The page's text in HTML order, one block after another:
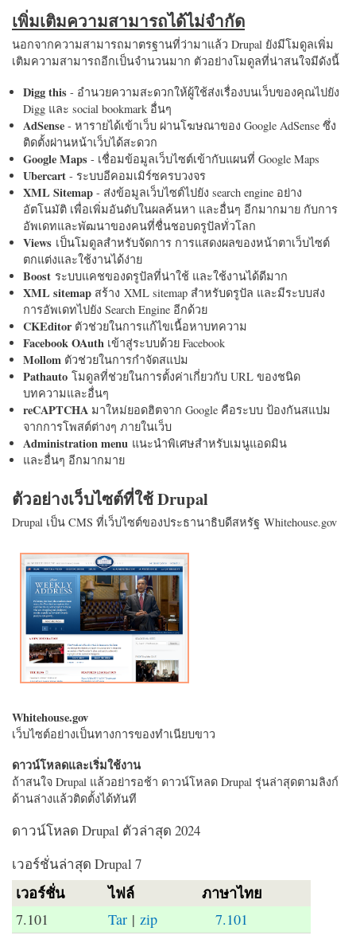
เพิ่มเติมความสามารถได้ไม่จำกัด
นอกจากความสามารถมาตรฐานที่ว่ามาแล้ว Drupal ยังมีโมดูลเพิ่ม
เติมความสามารถอีกเป็นจำนวนมาก ตัวอย่างโมดูลที่น่าสนใจมีดังนี้
Digg this - อำนวยความสะดวกให้ผู้ใช้ส่งเรื่องบนเว็บของคุณไปยัง
Digg และ social bookmark อื่นๆ
AdSense - หารายได้เข้าเว็บ ผ่านโฆษณาของ Google AdSense ซึ่ง
ติดตั้งผ่านหน้าเว็บได้สะดวก
Google Maps - เชื่อมข้อมูลเว็บไซต์เข้ากับแผนที่ Google Maps
Ubercart - ระบบอีคอมเมิร์ซครบวงจร
XML Sitemap - ส่งข้อมูลเว็บไซต์ไปยัง search engine อย่าง
อัตโนมัติ เพื่อเพิ่มอันดับในผลค้นหา และอื่นๆ อีกมากมาย กับการ
อัพเดทและพัฒนาของคนที่ชื่นชอบดรูปัลทั่วโลก
Views เป็นโมดูลสำหรับจัดการ การแสดงผลของหน้าตาเว็บไซต์
ตกแต่งและใช้งานได้ง่าย
Boost ระบบแคชของดรูปัลที่น่าใช้ และใช้งานได้ดีมาก
XML sitemap สร้าง XML sitemap สำหรับดรูปัล และมีระบบส่ง
การอัพเดทไปยัง Search Engine อีกด้วย
CKEditorตัวช่วยในการแก้ไขเนื้อหาบทความ
Facebook OAuth เข้าสู่ระบบด้วย Facebook
Mollom ตัวช่วยในการกำจัดสแปม
Pathauto โมดูลที่ช่วยในการตั้งค่าเกี่ยวกับ URL ของชนิด
บทความและอื่นๆ
reCAPTCHA มาใหม่ยอดฮิตจาก Google คือระบบ ป้องกันสแปม
จากการโพสต์ต่างๆ ภายในเว็บ
Administration menu แนะนำพิเศษสำหรับเมนูแอดมิน
และอื่นๆ อีกมากมาย
ตัวอย่างเว็บไซต์ที่ใช้ Drupal
Drupal เป็น CMS ที่เว็บไซต์ของประธานาธิบดีสหรัฐ Whitehouse.gov
Whitehouse.gov
เว็บไซต์อย่างเป็นทางการของทำเนียบขาว
ดาวน์โหลดและเริ่มใช้งาน
ถ้าสนใจ Drupal แล้วอย่ารอช้า ดาวน์โหลด Drupal รุ่นล่าสุดตามลิงก์
ด้านล่างแล้วติดตั้งได้ทันที
ดาวน์โหลด Drupal ตัวล่าสุด 2024
เวอร์ชั่นล่าสุด Drupal 7
เวอร์ชั่น ไฟล์ ภาษาไทย
7.101 Tar |zip 7.101